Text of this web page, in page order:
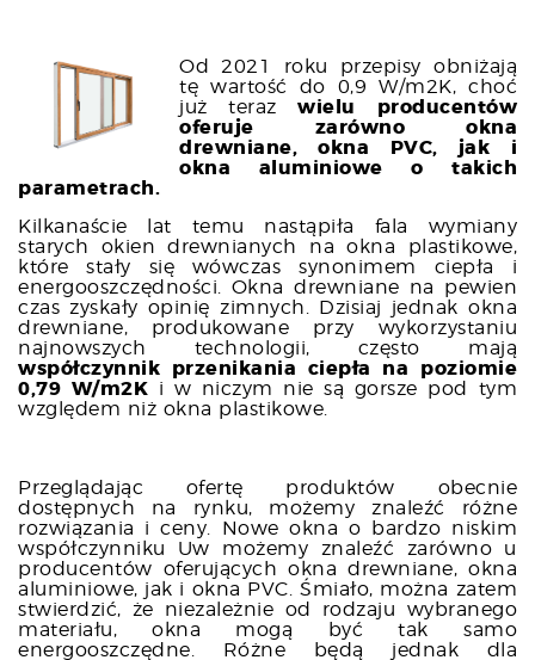
Od 2021 roku przepisy obniżają
tę wartość do 0,9 W/m2K, choć
już terazwielu producentów
oferuje zarówno okna
drewniane, okna PVC, jak i
okna aluminiowe o takich
parametrach.
Kilkanaście lat temu nastąpiła fala wymiany
starych okien drewnianych na okna plastikowe,
które stały się wówczas synonimem ciepła i
energooszczędności. Okna drewniane na pewien
czas zyskały opinię zimnych. Dzisiaj jednak okna
drewniane, produkowane przy wykorzystaniu
najnowszych technologii, często mają
współczynnik przenikania ciepła na poziomie
0,79 W/m2K i w niczym nie są gorsze pod tym
względem niż okna plastikowe.
Przeglądając ofertę produktów obecnie
dostępnych na rynku, możemy znaleźć różne
rozwiązania i ceny. Nowe okna o bardzo niskim
współczynniku Uw możemy znaleźć zarówno u
producentów oferujących okna drewniane, okna
aluminiowe, jak i okna PVC. Śmiało, można zatem
stwierdzić, że niezależnie od rodzaju wybranego
materiału, okna mogą być tak samo
energooszczędne. Różne będą jednak dla